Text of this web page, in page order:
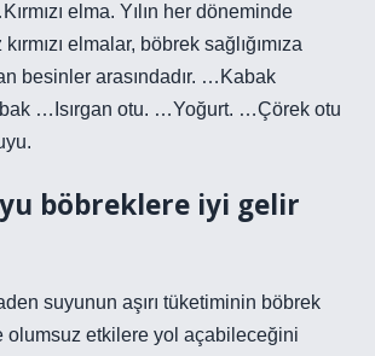
elma. Yılın her döneminde
elmalar, böbrek sağlığımıza
besinler arasındadır. …Kabak
…Isırgan otu. …Yoğurt. …Çörek otu
böbreklere iyi gelir
suyunun aşırı tüketiminin böbrek
olumsuz etkilere yol açabileceğini